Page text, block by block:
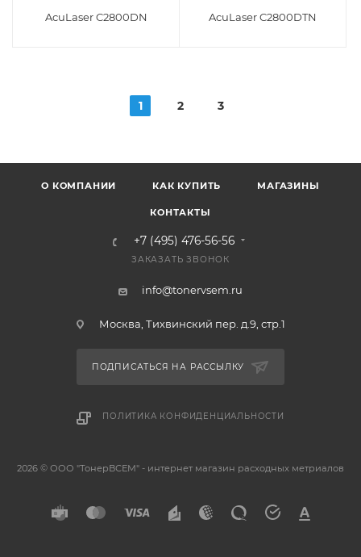
AcuLaser C2800DN AcuLaser C2800DTN
1 2 3
О КОМПАНИИ КАК КУПИТЬ МАГАЗИНЫ
КОНТАКТЫ
+7 (495) 476-56-56
ЗАКАЗАТЬ ЗВОНОК
info@tonervsem.ru
Москва, Тихвинский пер. д.9, стр.1
ПОДПИСАТЬСЯ НА РАССЫЛКУ
ПОЛИТИКА КОНФИДЕНЦИАЛЬНОСТИ
2026 © ООО "ТонерВСЕМ" - интернет магазин расходных метриалов